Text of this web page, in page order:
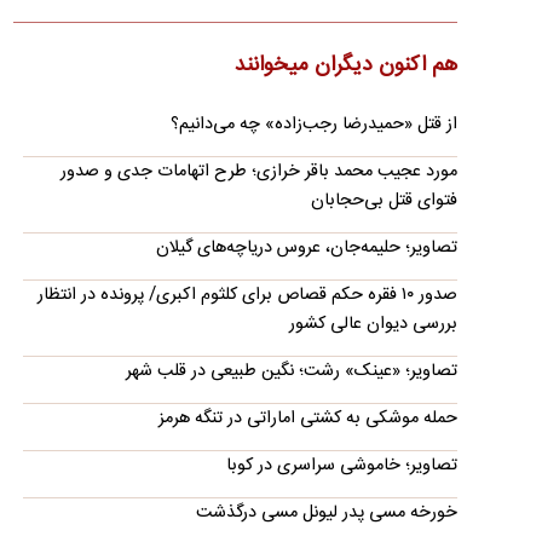
میان بدن افراد، خودروها و سطوح شهری را در شرایط این موج…
جزئیات جدید از توافق ایران و عمان برای بازگشایی
تنگه هرمز/ گذرگاه موقت ۶۰ روزه؟
آمریکا خواهان تضمین آزادی کامل کشتیرانی در تنگه هرمز است و با
هرگونه سازوکاری که به ایران اجازه دهد از کشتی‌ها عوارض…
جزئیات حادثه دریایی برای یک نفتکش در تنگه هرمز/
خدمه نجات یافتند
حکایت دارند.
برکناری ناگهانی یک سپهبد ارتش آمریکا؛ ماجرا
چیست؟
چارلز کوستانزا در کمتر از دو ماه مانده به پایان دوره فرماندهی این
مقام ارشد نظامی ، از سمتش کنار گذاشته شد.
قیمت گوشی سامسونگ، شیائومی و آیفون امروز
شنبه ۱۷ مرداد ۱۴۰۵
هم اکنون دیگران میخوانند
از قتل «حمیدرضا رجب‌زاده» چه می‌دانیم؟
مورد عجیب محمد باقر خرازی؛ طرح اتهامات جدی و صدور
فتوای قتل بی‌حجابان
تصاویر؛ حلیمه‌جان، عروس دریاچه‌های گیلان
صدور ۱۰ فقره حکم قصاص برای کلثوم اکبری/ پرونده در انتظار
بررسی دیوان عالی کشور
تصاویر؛ «عینک» رشت؛ نگین طبیعی در قلب شهر
حمله موشکی به کشتی اماراتی در تنگه هرمز
تصاویر؛ خاموشی سراسری در کوبا
خورخه مسی پدر لیونل مسی درگذشت